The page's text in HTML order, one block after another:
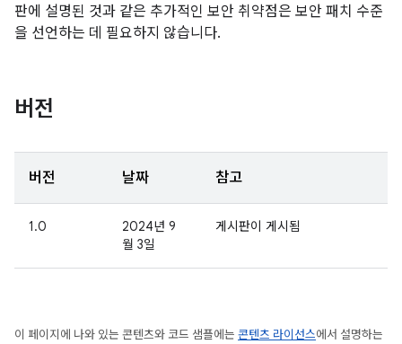
판에 설명된 것과 같은 추가적인 보안 취약점은 보안 패치 수준
을 선언하는 데 필요하지 않습니다.
버전
버전 날짜 참고
1.0
2024년 9
월 3일
게시판이 게시됨
이 페이지에 나와 있는 콘텐츠와 코드 샘플에는 콘텐츠 라이선스에서 설명하는